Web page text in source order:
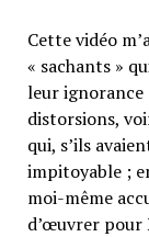
Cette vidéo
« sachants »
leur ignorance
distorsions,
qui, s’ils
impitoyable ;
moi-même
d’œuvrer pour